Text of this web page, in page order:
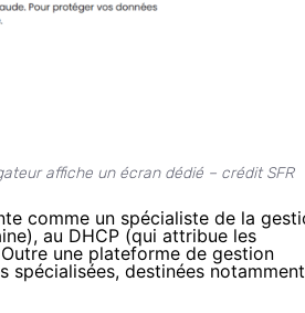
affiche un écran dédié – crédit SFR
comme un spécialiste de la
au DHCP (qui attribue les
Outre une plateforme de gestion
destinées